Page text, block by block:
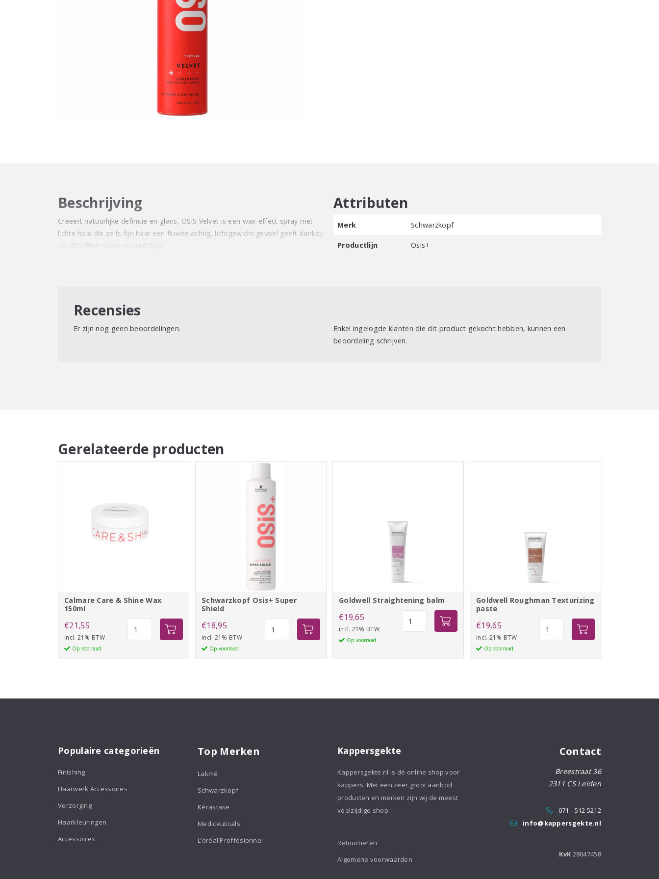
Beschrijving
Creëert natuurlijke definitie en glans, OSiS Velvet is een wax-effect spray met
lichte hold die zelfs fijn haar een fluweelachtig, lichtgewicht gevoel geeft dankzij
de ultra fijne spray verspreiding.
Attributen
Merk Schwarzkopf
Productlijn Osis+
Recensies
Er zijn nog geen beoordelingen.
Enkel ingelogde klanten die dit product gekocht hebben, kunnen een
beoordeling schrijven.
Gerelateerde producten
Calmare Care & Shine Wax
150ml
€21,55
incl. 21% BTW
Op voorraad
Shine
aantal
Schwarzkopf Osis+ Super
Shield
€18,95
incl. 21% BTW
Op voorraad
Schwarzkopf
Shield
Goldwell Straightening balm
€19,65
incl. 21% BTW
Op voorraad
Straightening
Goldwell Roughman Texturizing
paste
€19,65
incl. 21% BTW
Op voorraad
Roughman
paste
Populaire categorieën
Finishing
Haarwerk Accessoires
Verzorging
Haarkleuringen
Accessoires
Top Merken
Lakmé
Schwarzkopf
Kérastase
Mediceuticals
L’oréal Proffesionnel
Kappersgekte
Kappersgekte.nl is dé online shop voor
kappers. Met een zeer groot aanbod
producten en merken zijn wij de meest
veelzijdige shop.
Retourneren
Algemene voorwaarden
Contact
Breestraat 36
2311 CS Leiden
071 - 512 5212
info@kappersgekte.nl
KvK 28047458